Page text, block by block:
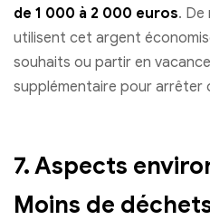
de 1 000 à 2 000 euros. De
utilisent cet argent
souhaits ou partir en
supplémentaire pour arrêter
7. Aspects
Moins de